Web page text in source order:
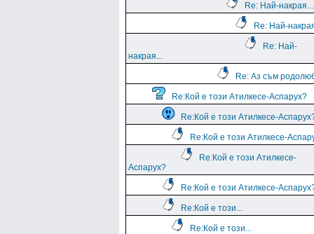
Re: Най-накрая...
Re: Най-
Re: Най-
накрая...
Re: Аз съм
Re:Кой е този Атилкесе-Аспарух?
Re:Кой е този Атилкесе-
Re:Кой е този Атилкесе-
Re:Кой е този Атилкесе-
Аспарух?
Re:Кой е този Атилкесе-
Re:Кой е този...
Re:Кой е този...